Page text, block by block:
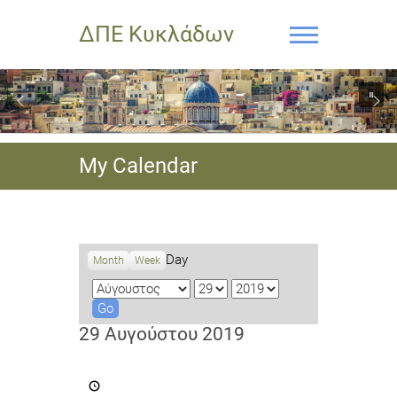
ΔΠΕ Κυκλάδων
My Calendar
Month Week Day
M
o
n
D
y
Y
a
29 Αυγούστου 2019
δραστηριοτήτων